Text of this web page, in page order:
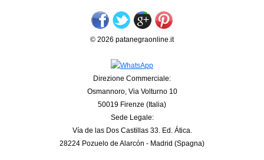
© 2026 patanegraonline.it
Direzione Commerciale:
Osmannoro, Via Volturno 10
50019 Firenze (Italia)
Sede Legale:
Vía de las Dos Castillas 33. Ed. Ática.
28224 Pozuelo de Alarcón - Madrid (Spagna)